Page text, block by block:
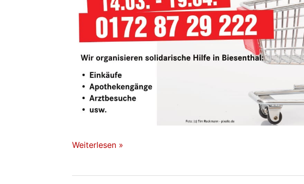
Solidarität
Weiterlesen »